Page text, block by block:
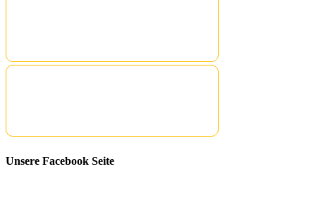
Unsere Facebook Seite